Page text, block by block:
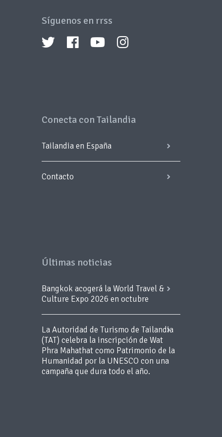
Síguenos en rrss
Conecta con Tailandia
Tailandia en España
Contacto
Últimas noticias
Bangkok acogerá la World Travel &
Culture Expo 2026 en octubre
La Autoridad de Turismo de Tailandia
(TAT) celebra la inscripción de Wat
Phra Mahathat como Patrimonio de la
Humanidad por la UNESCO con una
campaña que dura todo el año.